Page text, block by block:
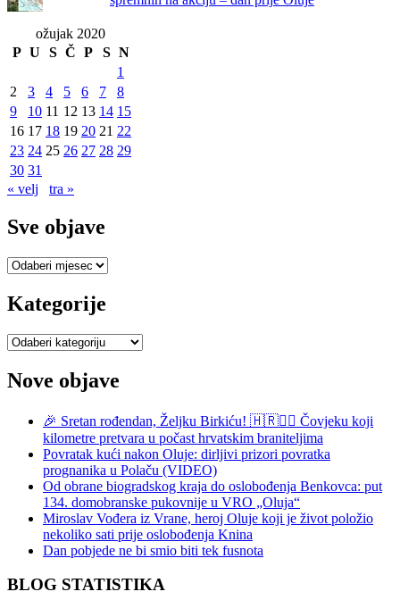
ožujak 2020
P U S Č P S N
1
2
3 4 5 6 7
8
9
10 11 12 13 14 15
16 17 18 19 20 21 22
23 24 25 26 27 28 29
30 31
« velj
tra »
Sve objave
Sve
Kategorije
Kategorije
Nove objave
🎉 Sretan rođendan, Željku Birkiću! 🇭🇷🏃‍♂️ Čovjeku koji
kilometre pretvara u počast hrvatskim braniteljima
Povratak kući nakon Oluje: dirljivi prizori povratka
prognanika u Polaču (VIDEO)
Od obrane biogradskog kraja do oslobođenja Benkovca: put
134. domobranske pukovnije u VRO „Oluja“
Miroslav Vođera iz Vrane, heroj Oluje koji je život položio
nekoliko sati prije oslobođenja Knina
Dan pobjede ne bi smio biti tek fusnota
BLOG STATISTIKA